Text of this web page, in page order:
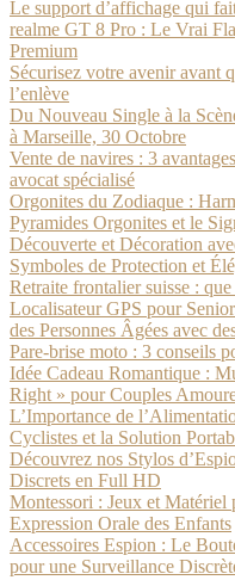
Le support d’affichage qui
realme GT 8 Pro : Le Vrai
Premium
Sécurisez votre avenir avant
l’enlève
Du Nouveau Single à la
à Marseille, 30 Octobre
Vente de navires : 3
avocat spécialisé
Orgonites du Zodiaque :
Pyramides Orgonites et le
Découverte et Décoration
Symboles de Protection et
Retraite frontalier suisse :
Localisateur GPS pour
des Personnes Âgées avec
Pare-brise moto : 3 conseils
Idée Cadeau Romantique :
Right » pour Couples
L’Importance de
Cyclistes et la Solution
Découvrez nos Stylos
Discrets en Full HD
Montessori : Jeux et
Expression Orale des Enfants
Accessoires Espion : Le
pour une Surveillance